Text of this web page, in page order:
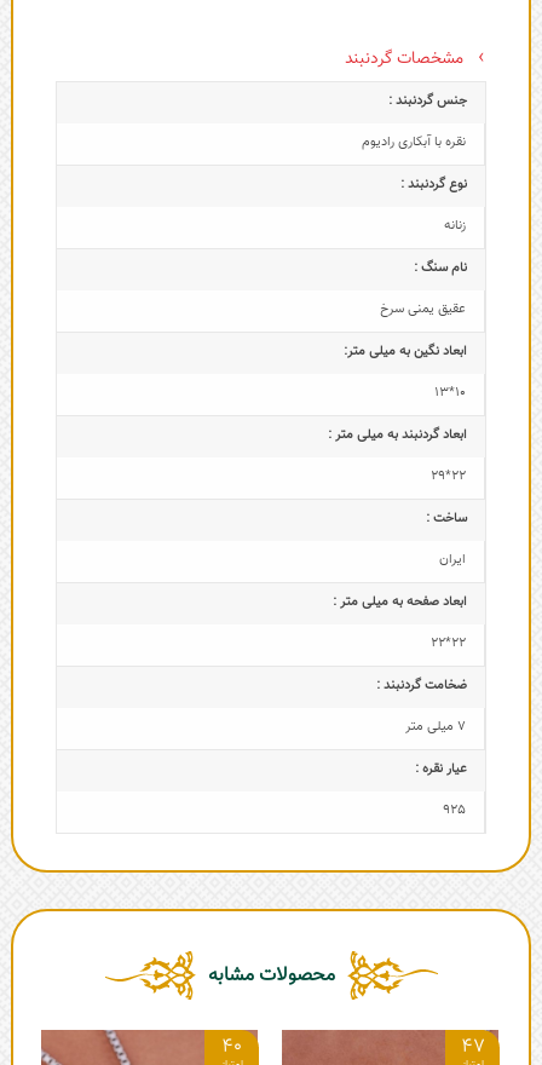
مشخصات گردنبند
جنس گردنبند :
نقره با آبکاری رادیوم
نوع گردنبند :
زنانه
نام سنگ :
عقیق یمنی سرخ
ابعاد نگین به میلی متر:
10*13
ابعاد گردنبند به میلی متر :
22*29
ساخت :
ایران
ابعاد صفحه به میلی متر :
22*22
ضخامت گردنبند :
7 میلی متر
عیار نقره :
925
محصولات مشابه
47
40